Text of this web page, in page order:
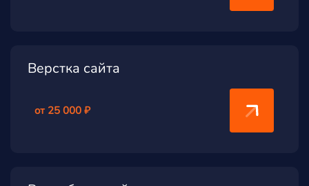
Верстка сайта
от 25 000 ₽